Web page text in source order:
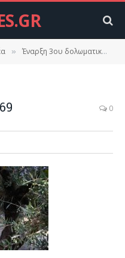
» Έναρξη 3ου δολωματικού ψεκασμού δακοκτονίας στην περιοχή Κροκεών.
0